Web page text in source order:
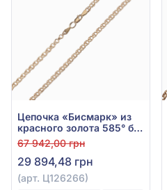
Цепочка «Бисмарк» из
красного золота 585° без
вставки, арт. Ц126266
67 942,00 грн
29 894,48 грн
(арт. Ц126266)